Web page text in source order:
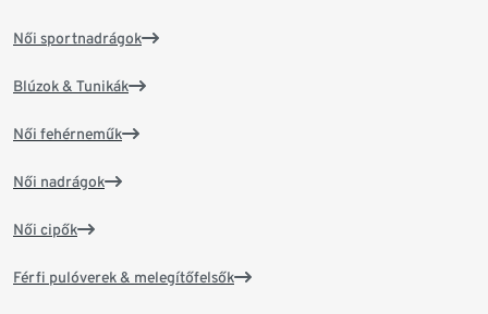
Női sportnadrágok
Blúzok & Tunikák
Női fehérneműk
Női nadrágok
Női cipők
Férfi pulóverek & melegítőfelsők